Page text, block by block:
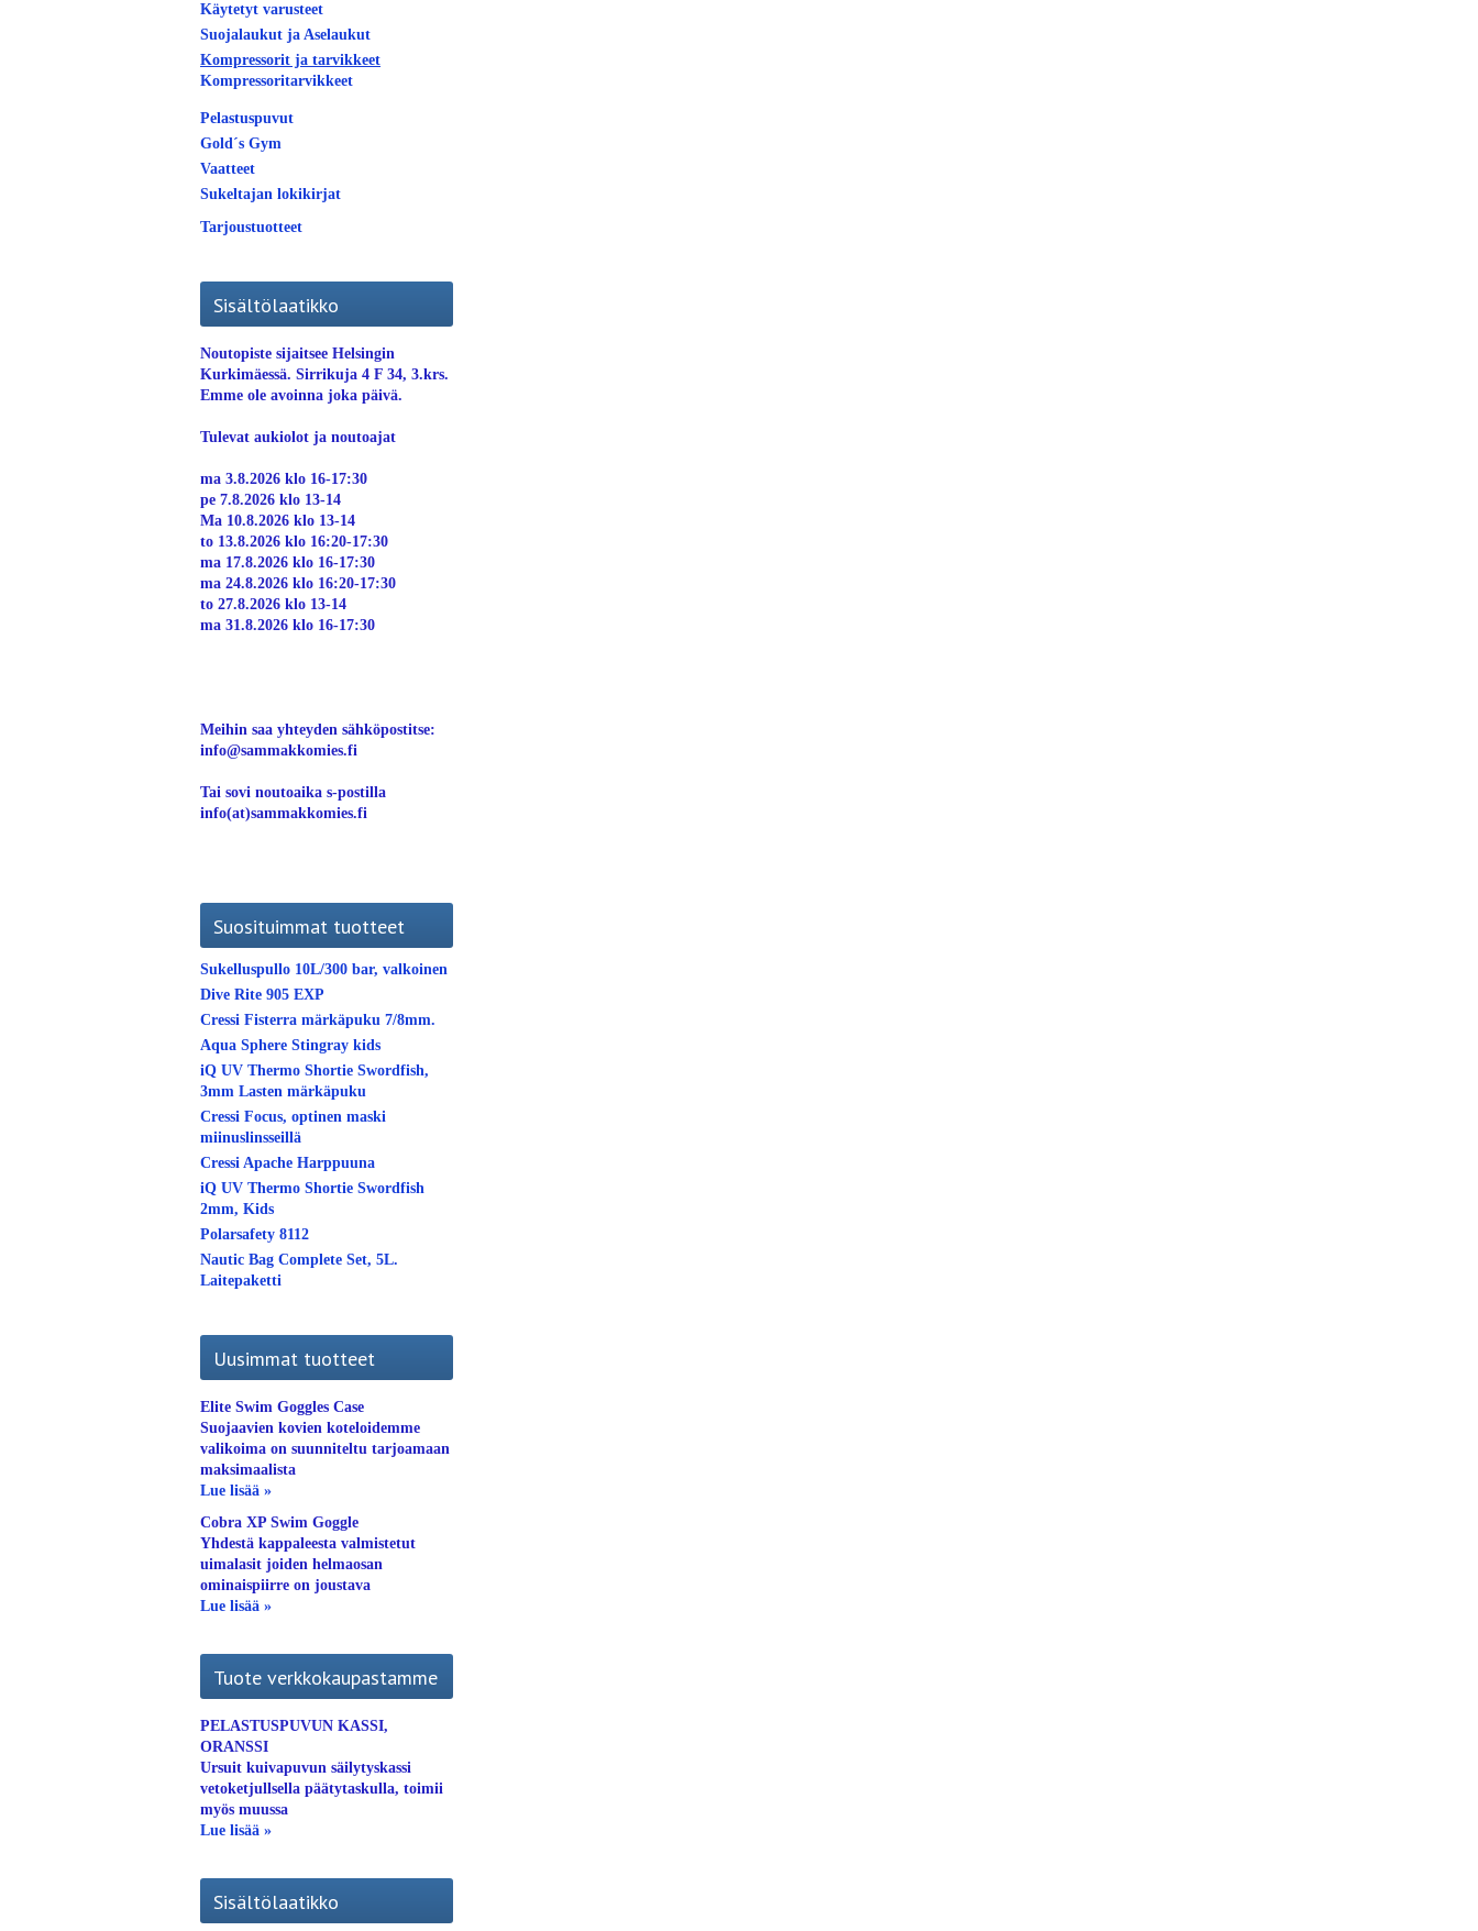
Käytetyt varusteet
Suojalaukut ja Aselaukut
Kompressorit ja tarvikkeet
Kompressoritarvikkeet
Pelastuspuvut
Gold´s Gym
Vaatteet
Sukeltajan lokikirjat
Tarjoustuotteet
Sisältölaatikko
Noutopiste sijaitsee Helsingin
Kurkimäessä. Sirrikuja 4 F 34, 3.krs.
Emme ole avoinna joka päivä.
Tulevat aukiolot ja noutoajat
ma 3.8.2026 klo 16-17:30
pe 7.8.2026 klo 13-14
Ma 10.8.2026 klo 13-14
to 13.8.2026 klo 16:20-17:30
ma 17.8.2026 klo 16-17:30
ma 24.8.2026 klo 16:20-17:30
to 27.8.2026 klo 13-14
ma 31.8.2026 klo 16-17:30
Meihin saa yhteyden sähköpostitse:
info@sammakkomies.fi
Tai sovi noutoaika s-postilla
info(at)sammakkomies.fi
Suosituimmat tuotteet
Sukelluspullo 10L/300 bar, valkoinen
Dive Rite 905 EXP
Cressi Fisterra märkäpuku 7/8mm.
Aqua Sphere Stingray kids
iQ UV Thermo Shortie Swordfish,
3mm Lasten märkäpuku
Cressi Focus, optinen maski
miinuslinsseillä
Cressi Apache Harppuuna
iQ UV Thermo Shortie Swordfish
2mm, Kids
Polarsafety 8112
Nautic Bag Complete Set, 5L.
Laitepaketti
Uusimmat tuotteet
Elite Swim Goggles Case
Suojaavien kovien koteloidemme
valikoima on suunniteltu tarjoamaan
maksimaalista
Lue lisää »
Cobra XP Swim Goggle
Yhdestä kappaleesta valmistetut
uimalasit joiden helmaosan
ominaispiirre on joustava
Lue lisää »
Tuote verkkokaupastamme
PELASTUSPUVUN KASSI,
ORANSSI
Ursuit kuivapuvun säilytyskassi
vetoketjullsella päätytaskulla, toimii
myös muussa
Lue lisää »
Sisältölaatikko